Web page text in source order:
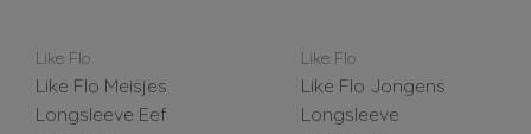
Like Flo
Like Flo Meisjes
Longsleeve Eef
Like Flo
Like Flo Jongens
Longsleeve